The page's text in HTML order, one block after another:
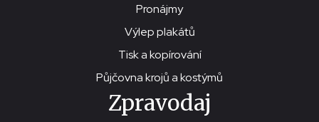
Pronájmy
Výlep plakátů
Tisk a kopírování
Půjčovna krojů a kostýmů
Zpravodaj